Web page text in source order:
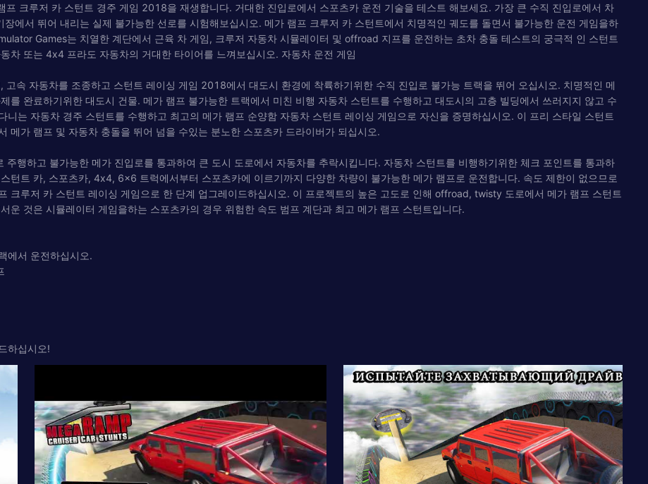
크루저 카 스턴트 경주 게임 2018을 재생합니다. 거대한 진입로에서 스포츠카 운전 기술을 테스트 해보세요. 가장 큰 수직 진입로에서 차
에서 뛰어 내리는 실제 불가능한 선로를 시험해보십시오. 메가 램프 크루저 카 스턴트에서 치명적인 궤도를 돌면서 불가능한 운전 게임을하
Games는 치열한 계단에서 근육 차 게임, 크루저 자동차 시뮬레이터 및 offroad 지프를 운전하는 초차 충돌 테스트의 궁극적 인 스턴트
차 또는 4x4 프라도 자동차의 거대한 타이어를 느껴보십시오. 자동차 운전 게임
속 자동차를 조종하고 스턴트 레이싱 게임 2018에서 대도시 환경에 착륙하기위한 수직 진입로 불가능 트랙을 뛰어 오십시오. 치명적인 메
를 완료하기위한 대도시 건물. 메가 램프 불가능한 트랙에서 미친 비행 자동차 스턴트를 수행하고 대도시의 고층 빌딩에서 쓰러지지 않고 수
는 자동차 경주 스턴트를 수행하고 최고의 메가 램프 순양함 자동차 스턴트 레이싱 게임으로 자신을 증명하십시오. 이 프리 스타일 스턴트
메가 램프 및 자동차 충돌을 뛰어 넘을 수있는 분노한 스포츠카 드라이버가 되십시오.
행하고 불가능한 메가 진입로를 통과하여 큰 도시 도로에서 자동차를 추락시킵니다. 자동차 스턴트를 비행하기위한 체크 포인트를 통과하
턴트 카, 스포츠카, 4x4, 6x6 트럭에서부터 스포츠카에 이르기까지 다양한 차량이 불가능한 메가 램프로 운전합니다. 속도 제한이 없으므로
크루저 카 스턴트 레이싱 게임으로 한 단계 업그레이드하십시오. 이 프로젝트의 높은 고도로 인해 offroad, twisty 도로에서 메가 램프 스턴트
운 것은 시뮬레이터 게임을하는 스포츠카의 경우 위험한 속도 범프 계단과 최고 메가 램프 스턴트입니다.
에서 운전하십시오.
하십시오!